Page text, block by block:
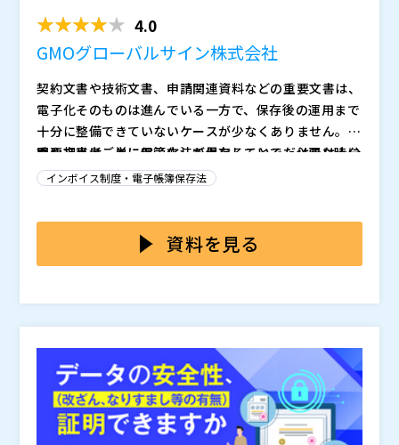
4.0
GMOグローバルサイン株式会社
契約文書や技術文書、申請関連資料などの重要文書は、
電子化そのものは進んでいる一方で、保存後の運用まで
十分に整備できていないケースが少なくありません。部
門や担当者ごとに保管方法が異なることで、必要な時に
すぐ確認できない、管理ルールが統一されていないとい
重要文書は、単に電子化して保存しているだけでは十分
ではありません。保存後にその文書が改ざんされていな
にタイムスタンプを付与することで、電子文書の存在し
ていた時刻や非改ざん性を証明できます。しかし、こう
になりやすいのが実情です。その結果、重要文書を守る
ための仕組みが定着せず、管理の信頼性に不安が残るケ
ースもあります。
イムスタンプ付与の重要性を踏まえて、フォルダに入れ
るだけでPDF変換やOCR、振り分けなどを行えるHGPs
証明する認定タイムスタンプ byGMOを組み合わせた、
重要文書の保存後の改ざん対策を解説します。電子化し
た文書を保存して終わらせるのではなく、日常業務の流
れの中でタイムスタンプ付与まで無理なく進めること
で、重要文書を効率的かつ信頼性の高い形で管理する方
法をご紹介します。
株式会社ハイパーギア（）
マジセミ株式会社（）
※共催、協賛、協力、講演企業は将来的に追加、削除さ
れる可能性があります。
インボイス制度・電子帳簿保存法
資料を見る